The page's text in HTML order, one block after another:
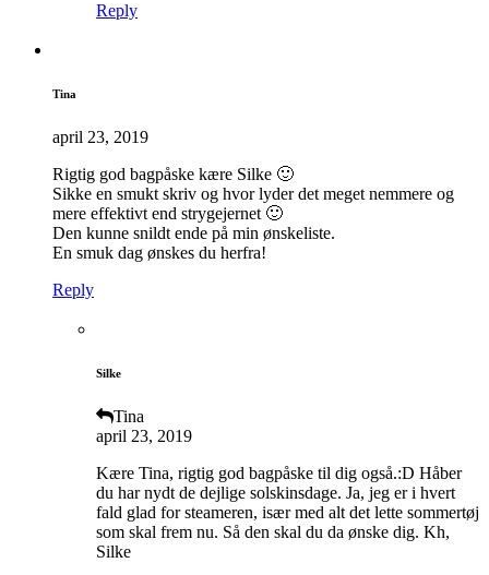
Reply
Tina
april 23, 2019
Rigtig god bagpåske kære Silke 🙂
Sikke en smukt skriv og hvor lyder det meget nemmere og
mere effektivt end strygejernet 🙂
Den kunne snildt ende på min ønskeliste.
En smuk dag ønskes du herfra!
Reply
Silke
Tina
april 23, 2019
Kære Tina, rigtig god bagpåske til dig også.:D Håber
du har nydt de dejlige solskinsdage. Ja, jeg er i hvert
fald glad for steameren, især med alt det lette sommertøj
som skal frem nu. Så den skal du da ønske dig. Kh,
Silke